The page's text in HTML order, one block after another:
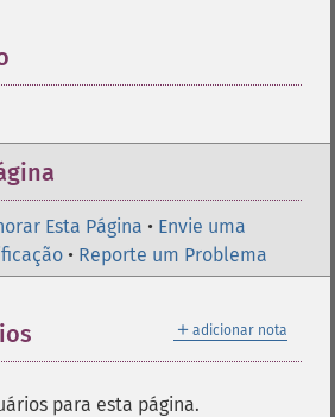
Esta Página • Envie uma
• Reporte um Problema
＋ adicionar nota
para esta página.